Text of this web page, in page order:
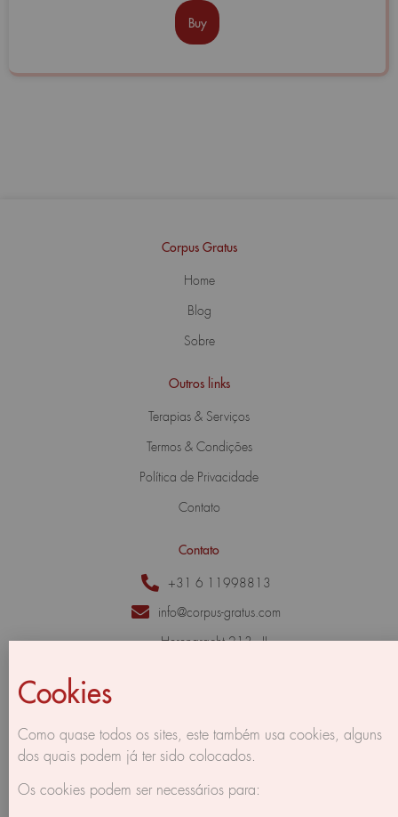
Buy
Corpus Gratus
Home
Blog
Sobre
Outros links
Terapias & Serviços
Termos & Condições
Política de Privacidade
Contato
Contato
+31 6 11998813
info@corpus-gratus.com
Herengracht 213 - II,
Cookies
Como quase todos os sites, este também usa cookies, alguns
dos quais podem já ter sido colocados.
Os cookies podem ser necessários para: